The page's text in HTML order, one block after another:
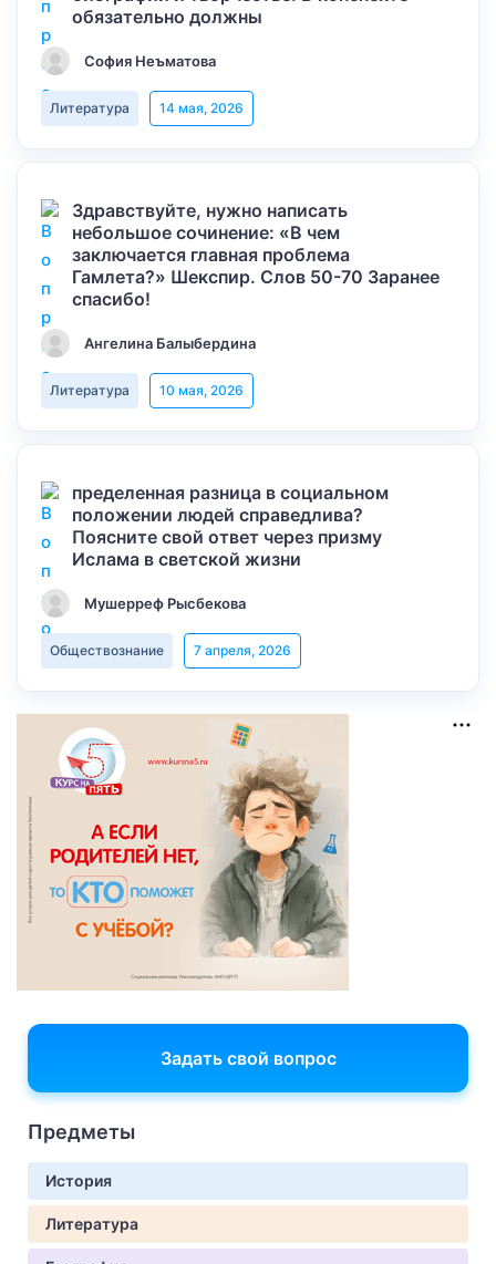
обязательно должны
София Неъматова
Литература 14 мая, 2026
Здравствуйте, нужно написать
небольшое сочинение: «В чем
заключается главная проблема
Гамлета?» Шекспир. Слов 50-70 Заранее
спасибо!
Ангелина Балыбердина
Литература 10 мая, 2026
пределенная разница в социальном
положении людей справедлива?
Поясните свой ответ через призму
Ислама в светской жизни
Мушерреф Рысбекова
Обществознание 7 апреля, 2026
Задать свой вопрос
Предметы
История
Литература